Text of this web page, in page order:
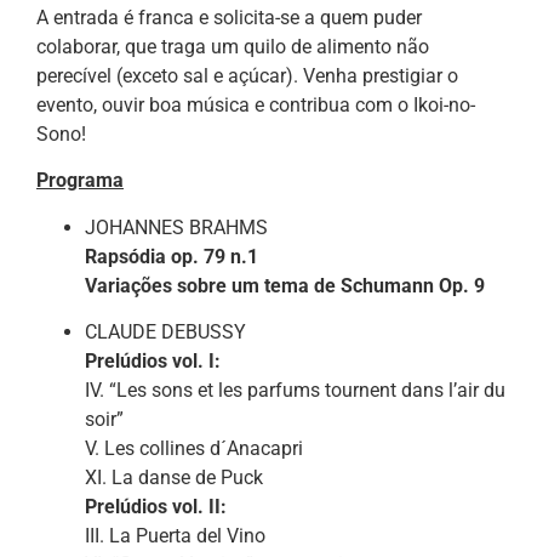
A entrada é franca e solicita-se a quem puder
colaborar, que traga um quilo de alimento não
perecível (exceto sal e açúcar). Venha prestigiar o
evento, ouvir boa música e contribua com o Ikoi-no-
Sono!
Programa
JOHANNES BRAHMS
Rapsódia op. 79 n.1
Variações sobre um tema de Schumann Op. 9
CLAUDE DEBUSSY
Prelúdios vol. I:
IV. “Les sons et les parfums tournent dans l’air du
soir”
V. Les collines d´Anacapri
XI. La danse de Puck
Prelúdios vol. II:
III. La Puerta del Vino